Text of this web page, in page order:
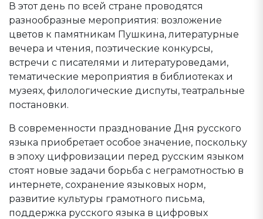
В этот день по всей стране проводятся
разнообразные мероприятия: возложение
цветов к памятникам Пушкина, литературные
вечера и чтения, поэтические конкурсы,
встречи с писателями и литературоведами,
тематические мероприятия в библиотеках и
музеях, филологические диспуты, театральные
постановки.
В современности празднование Дня русского
языка приобретает особое значение, поскольку
в эпоху цифровизации перед русским языком
стоят новые задачи борьба с неграмотностью в
интернете, сохранение языковых норм,
развитие культуры грамотного письма,
поддержка русского языка в цифровых